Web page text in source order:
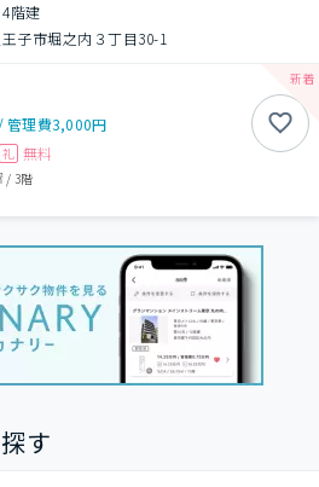
4階建
子市堀之内３丁目30-1
/管理費3,000円
礼 無料
/ 3階
す